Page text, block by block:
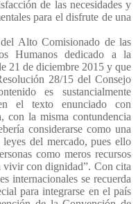
de las necesidades y
para el disfrute de una
Alto Comisionado de las
Humanos dedicado a la
21 de diciembre 2015 y que
28/15 del Consejo
es sustancialmente
el texto enunciado con
con la misma contundencia
considerarse como una
del mercado, pues ello
como meros recursos
vivir con dignidad”. Con cita
internacionales se recuerda
para integrarse en el país